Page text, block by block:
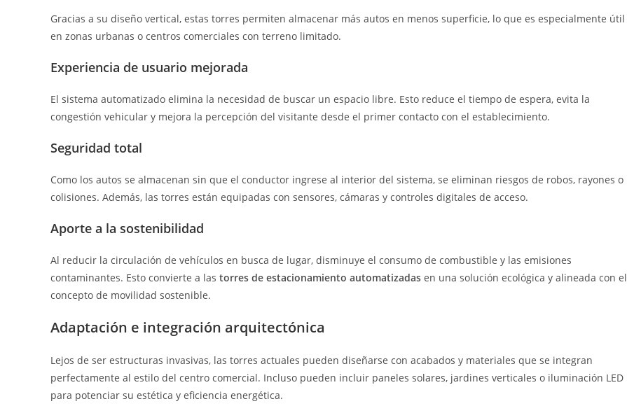
Gracias a su diseño vertical, estas torres permiten almacenar más autos en menos superficie, lo que es especialmente útil
en zonas urbanas o centros comerciales con terreno limitado.
Experiencia de usuario mejorada
El sistema automatizado elimina la necesidad de buscar un espacio libre. Esto reduce el tiempo de espera, evita la
congestión vehicular y mejora la percepción del visitante desde el primer contacto con el establecimiento.
Seguridad total
Como los autos se almacenan sin que el conductor ingrese al interior del sistema, se eliminan riesgos de robos, rayones o
colisiones. Además, las torres están equipadas con sensores, cámaras y controles digitales de acceso.
Aporte a la sostenibilidad
Al reducir la circulación de vehículos en busca de lugar, disminuye el consumo de combustible y las emisiones
contaminantes. Esto convierte a las torres de estacionamiento automatizadas en una solución ecológica y alineada con el
concepto de movilidad sostenible.
Adaptación e integración arquitectónica
Lejos de ser estructuras invasivas, las torres actuales pueden diseñarse con acabados y materiales que se integran
perfectamente al estilo del centro comercial. Incluso pueden incluir paneles solares, jardines verticales o iluminación LED
para potenciar su estética y eficiencia energética.